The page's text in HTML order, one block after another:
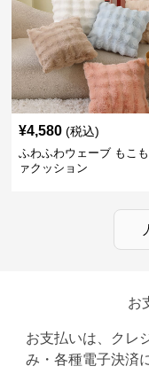
¥4,580 (税込)
ふわふわウェーブ もこ
ァクッション
お
お支払いは、クレ
み・各種電子決済